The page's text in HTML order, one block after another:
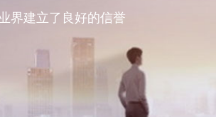
界建立了良好的信誉